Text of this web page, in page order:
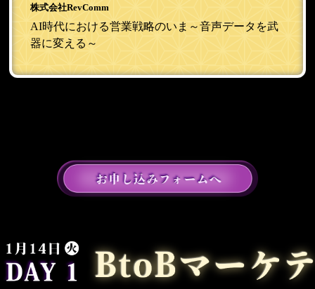
株式会社RevComm
AI時代における営業戦略のいま～音声データを武
器に変える～